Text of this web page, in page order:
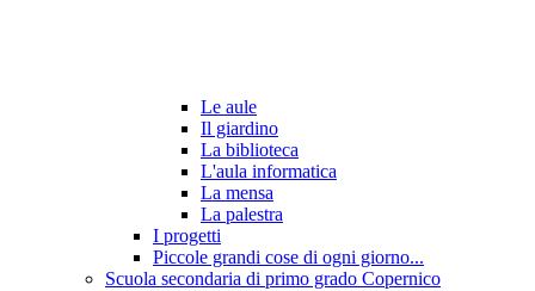
Le aule
Il giardino
La biblioteca
L'aula informatica
La mensa
La palestra
I progetti
Piccole grandi cose di ogni giorno...
Scuola secondaria di primo grado Copernico